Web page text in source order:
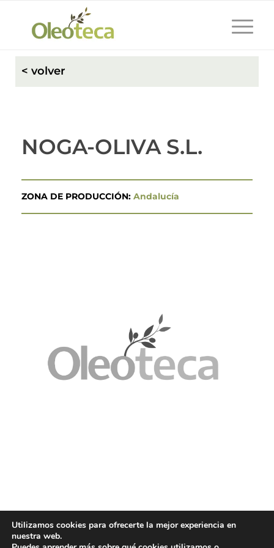
< volver
NOGA-OLIVA S.L.
ZONA DE PRODUCCIÓN: Andalucía
Utilizamos cookies para ofrecerte la mejor experiencia en
nuestra web.